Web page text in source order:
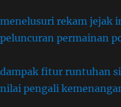
menelusuri rekam jejak
peluncuran permainan
dampak fitur runtuhan
nilai pengali